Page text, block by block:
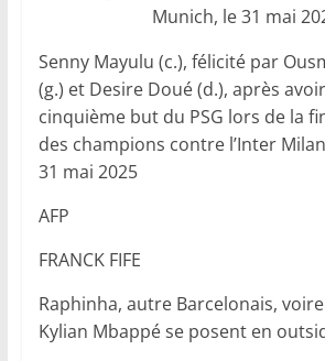
Senny Mayulu (c.), félicité par
(g.) et Desire Doué (d.), après
cinquième but du PSG lors de la
des champions contre l’Inter
31 mai 2025
AFP
FRANCK FIFE
Raphinha, autre Barcelonais,
Kylian Mbappé se posent en